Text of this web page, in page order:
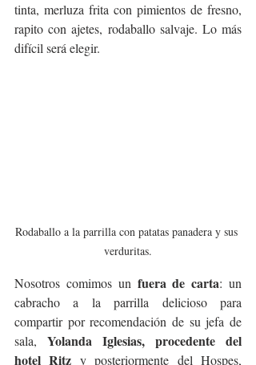
tinta, merluza frita con pimientos de fresno,
rapito con ajetes, rodaballo salvaje. Lo más
difícil será elegir.
Rodaballo a la parrilla con patatas panadera y sus
verduritas.
Nosotros comimos un fuera de carta: un
cabracho a la parrilla delicioso para
compartir por recomendación de su jefa de
sala, Yolanda Iglesias, procedente del
hotel Ritz y posteriormente del Hospes,